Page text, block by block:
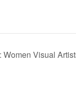
Visual